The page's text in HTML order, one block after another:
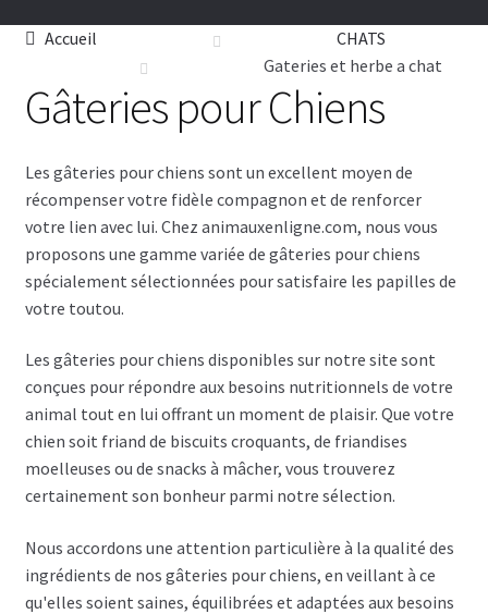
CHIENS
SERVICES
PAR MARQUES
🍁 PRODUITS CANADIEN
VENTES
Accueil
CHATS
Gateries et herbe a chat
Gâteries pour Chiens
Les gâteries pour chiens sont un excellent moyen de
récompenser votre fidèle compagnon et de renforcer
votre lien avec lui. Chez animauxenligne.com, nous vous
proposons une gamme variée de gâteries pour chiens
spécialement sélectionnées pour satisfaire les papilles de
votre toutou.
Les gâteries pour chiens disponibles sur notre site sont
conçues pour répondre aux besoins nutritionnels de votre
animal tout en lui offrant un moment de plaisir. Que votre
chien soit friand de biscuits croquants, de friandises
moelleuses ou de snacks à mâcher, vous trouverez
certainement son bonheur parmi notre sélection.
Nous accordons une attention particulière à la qualité des
ingrédients de nos gâteries pour chiens, en veillant à ce
qu'elles soient saines, équilibrées et adaptées aux besoins